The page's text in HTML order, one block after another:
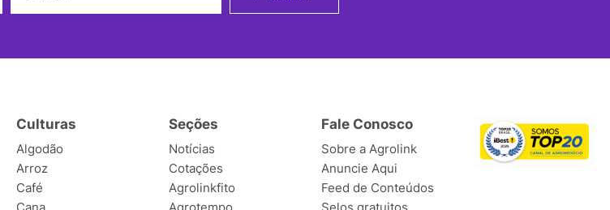
Culturas
Algodão
Arroz
Café
Cana
Seções
Notícias
Cotações
Agrolinkfito
Agrotempo
Fale Conosco
Sobre a Agrolink
Anuncie Aqui
Feed de Conteúdos
Selos gratuitos